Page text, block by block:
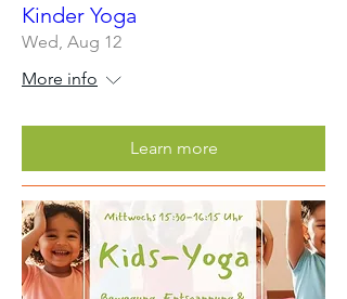
Kinder Yoga
Wed, Aug 12
More info
Learn more